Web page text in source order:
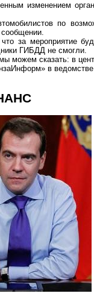
изменением
по
сообщении.
что за мероприятие
ГИБДД не смогли.
можем сказать: в
в